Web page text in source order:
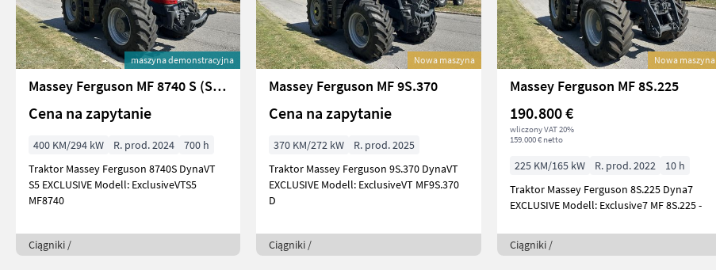
maszyna demonstracyjna
Massey Ferguson MF 8740 S (Stage V)
Cena na zapytanie
400 KM/294 kW R. prod. 2024
700 h
Traktor Massey Ferguson 8740S DynaVT
S5 EXCLUSIVE Modell: ExclusiveVTS5
MF8740
Ciągniki /
Nowa maszyna
Massey Ferguson MF 9S.370
Cena na zapytanie
370 KM/272 kW
R. prod. 2025
Traktor Massey Ferguson 9S.370 DynaVT
EXCLUSIVE Modell: ExclusiveVT MF9S.370
D
Ciągniki /
Nowa maszyna
Massey Ferguson MF 8S.225
190.800 €
wliczony VAT 20%
159.000 € netto
225 KM/165 kW R. prod. 2022
10 h
Traktor Massey Ferguson 8S.225 Dyna7
EXCLUSIVE Modell: Exclusive7 MF 8S.225 -
Ciągniki /